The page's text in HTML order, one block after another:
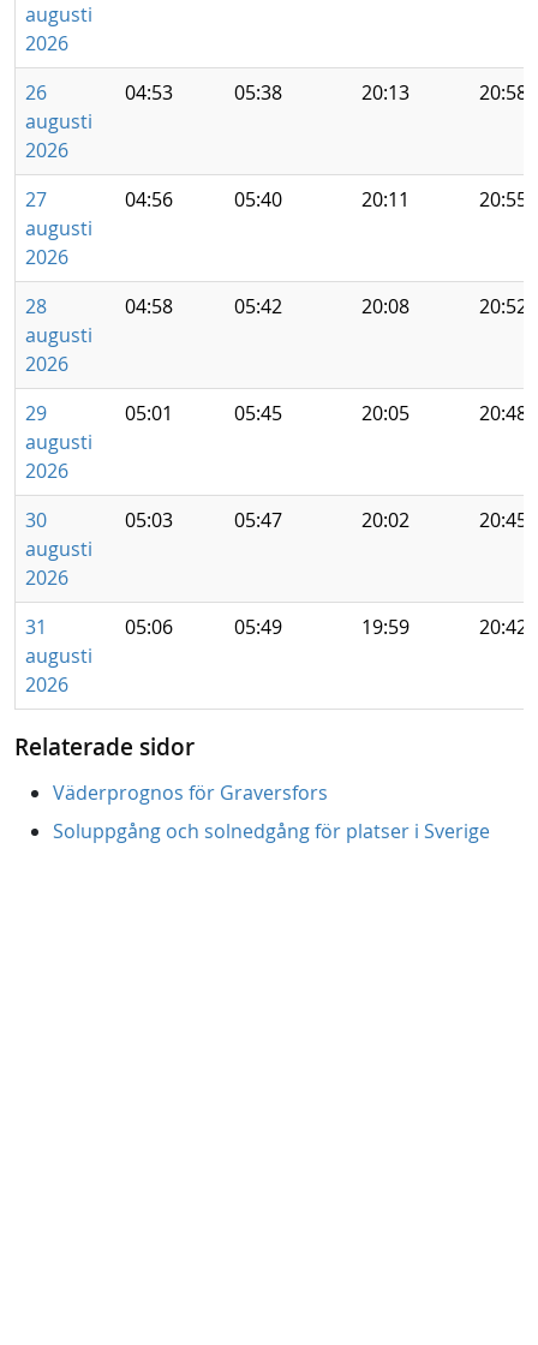
augusti
2026
26
augusti
2026
04:53 05:38 20:13 20:58
27
augusti
2026
04:56 05:40 20:11 20:55
28
augusti
2026
04:58 05:42 20:08 20:52
29
augusti
2026
05:01 05:45 20:05 20:48
30
augusti
2026
05:03 05:47 20:02 20:45
31
augusti
2026
05:06 05:49 19:59 20:42
Relaterade sidor
Väderprognos för Graversfors
Soluppgång och solnedgång för platser i Sverige